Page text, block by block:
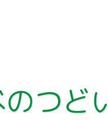
つど